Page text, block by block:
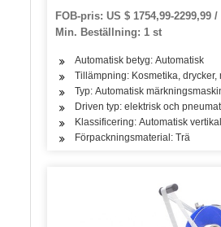
flaskmärkning maskin med
FOB-pris: US $ 1754,99-2299,99
Min. Beställning: 1 st
Automatisk betyg: Automatisk
Tillämpning: Kosmetika,
Typ: Automatisk
Driven typ: elektrisk och
Klassificering: Automatisk
Förpackningsmaterial: Trä